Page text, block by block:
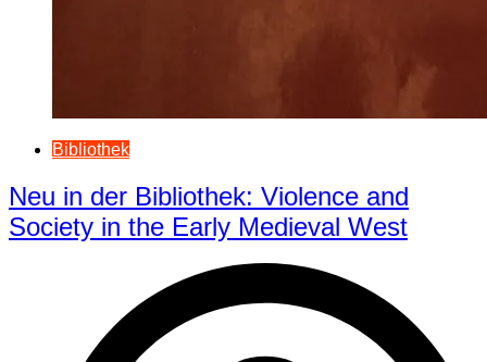
Bibliothek
Neu in der Bibliothek: Violence and
Society in the Early Medieval West